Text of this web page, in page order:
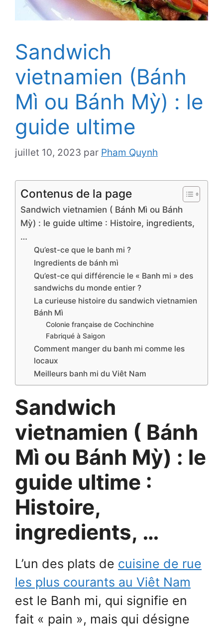
Sandwich
vietnamien (Bánh
Mì ou Bánh Mỳ) : le
guide ultime
juillet 10, 2023 par Pham Quynh
Contenus de la page
Sandwich vietnamien ( Bánh Mì ou Bánh
Mỳ) : le guide ultime : Histoire, ingredients,
…
Qu’est-ce que le banh mi ?
Ingredients de bánh mì
Qu’est-ce qui différencie le « Banh mi » des
sandwichs du monde entier ?
La curieuse histoire du sandwich vietnamien
Bánh Mì
Colonie française de Cochinchine
Fabriqué à Saigon
Comment manger du banh mi comme les
locaux
Meilleurs banh mi du Viêt Nam
Sandwich
vietnamien ( Bánh
Mì ou Bánh Mỳ) : le
guide ultime :
Histoire,
ingredients, …
L’un des plats de cuisine de rue
les plus courants au Viêt Nam
est le Banh mi, qui signifie en
fait « pain », mais qui désigne